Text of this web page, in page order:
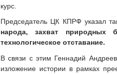
курс.
Председатель ЦК КПРФ указал
народа, захват природных
технологическое отставание.
В связи с этим Геннадий
изложение истории в рамках